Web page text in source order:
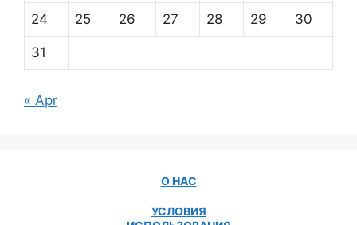
24 25 26 27 28 29 30
31
« Apr
О НАС
УСЛОВИЯ